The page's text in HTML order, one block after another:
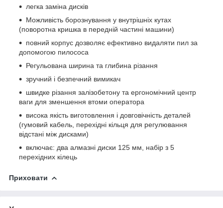
легка заміна дисків
Можливість борознування у внутрішніх кутах
(поворотна кришка в передній частині машини)
повний корпус дозволяє ефективно видаляти пил за
допомогою пилососа
Регульована ширина та глибина різання
зручний і безпечний вимикач
швидке різання залізобетону та ергономічний центр
ваги для зменшення втоми оператора
висока якість виготовлення і довговічність деталей
(гумовий кабель, перехідні кільця для регулювання
відстані між дисками)
включає: два алмазні диски 125 мм, набір з 5
перехідних кілець
Приховати